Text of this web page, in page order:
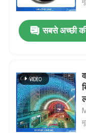
सबसे अच्छी